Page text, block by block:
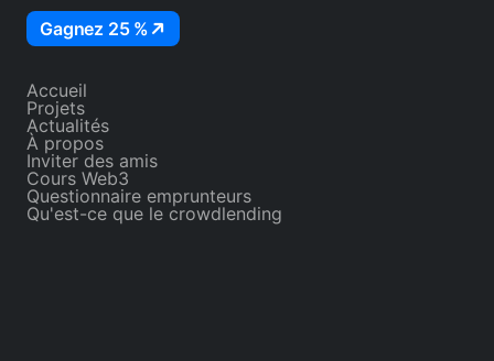
Gagnez 25 %
Accueil
Projets
Actualités
À propos
Inviter des amis
Cours Web3
Questionnaire emprunteurs
Qu'est-ce que le crowdlending